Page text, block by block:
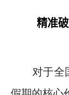
精准
对于全